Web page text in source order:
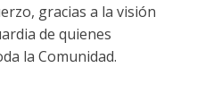
gracias a la visión
de quienes
la Comunidad.